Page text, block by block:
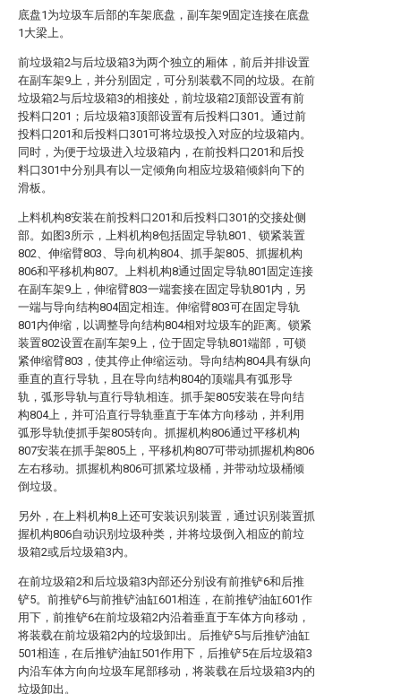
底盘1为垃圾车后部的车架底盘，副车架9固定连接在底盘
1大梁上。
前垃圾箱2与后垃圾箱3为两个独立的厢体，前后并排设置
在副车架9上，并分别固定，可分别装载不同的垃圾。在前
垃圾箱2与后垃圾箱3的相接处，前垃圾箱2顶部设置有前
投料口201；后垃圾箱3顶部设置有后投料口301。通过前
投料口201和后投料口301可将垃圾投入对应的垃圾箱内。
同时，为便于垃圾进入垃圾箱内，在前投料口201和后投
料口301中分别具有以一定倾角向相应垃圾箱倾斜向下的
滑板。
上料机构8安装在前投料口201和后投料口301的交接处侧
部。如图3所示，上料机构8包括固定导轨801、锁紧装置
802、伸缩臂803、导向机构804、抓手架805、抓握机构
806和平移机构807。上料机构8通过固定导轨801固定连接
在副车架9上，伸缩臂803一端套接在固定导轨801内，另
一端与导向结构804固定相连。伸缩臂803可在固定导轨
801内伸缩，以调整导向结构804相对垃圾车的距离。锁紧
装置802设置在副车架9上，位于固定导轨801端部，可锁
紧伸缩臂803，使其停止伸缩运动。导向结构804具有纵向
垂直的直行导轨，且在导向结构804的顶端具有弧形导
轨，弧形导轨与直行导轨相连。抓手架805安装在导向结
构804上，并可沿直行导轨垂直于车体方向移动，并利用
弧形导轨使抓手架805转向。抓握机构806通过平移机构
807安装在抓手架805上，平移机构807可带动抓握机构806
左右移动。抓握机构806可抓紧垃圾桶，并带动垃圾桶倾
倒垃圾。
另外，在上料机构8上还可安装识别装置，通过识别装置抓
握机构806自动识别垃圾种类，并将垃圾倒入相应的前垃
圾箱2或后垃圾箱3内。
在前垃圾箱2和后垃圾箱3内部还分别设有前推铲6和后推
铲5。前推铲6与前推铲油缸601相连，在前推铲油缸601作
用下，前推铲6在前垃圾箱2内沿着垂直于车体方向移动，
将装载在前垃圾箱2内的垃圾卸出。后推铲5与后推铲油缸
501相连，在后推铲油缸501作用下，后推铲5在后垃圾箱3
内沿车体方向向垃圾车尾部移动，将装载在后垃圾箱3内的
垃圾卸出。